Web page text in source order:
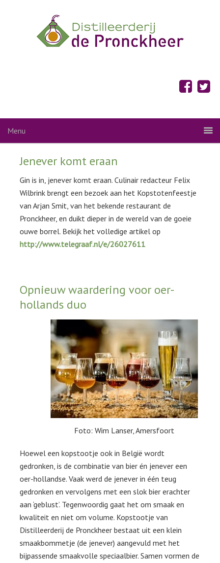
Menu
Jenever komt eraan
Gin is in, jenever komt eraan. Culinair redacteur Felix
Wilbrink brengt een bezoek aan het Kopstotenfeestje
van Arjan Smit, van het bekende restaurant de
Pronckheer, en duikt dieper in de wereld van de goeie
ouwe borrel. Bekijk het volledige artikel op
http://www.telegraaf.nl/e/26027611
Opnieuw waardering voor oer-
hollands duo
Foto: Wim Lanser, Amersfoort
Hoewel een kopstootje ook in België wordt
gedronken, is de combinatie van bier én jenever een
oer-hollandse. Vaak werd de jenever in één teug
gedronken en vervolgens met een slok bier erachter
aan ‘geblust’. Tegenwoordig gaat het om smaak en
kwaliteit en niet om volume. Kopstootje van
Distilleerderij de Pronckheer bestaat uit een klein
smaakbommetje (de jenever) aangevuld met het
bijpassende smaakvolle speciaalbier. Samen vormen de